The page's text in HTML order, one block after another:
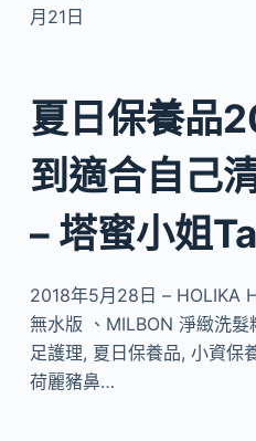
月21日
夏日保養品
到適合自己
– 塔蜜小姐
2018年5月28日 – HOLIKA
無水版 、MILBON 淨緻洗
足護理, 夏日保養品, 小資保
荷麗豬鼻…